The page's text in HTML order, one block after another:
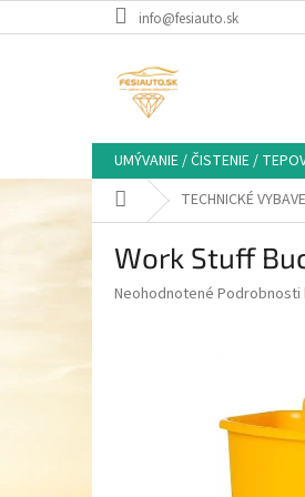
na
info@fesiauto.sk
UMÝVANIE / ČISTENIE /
Domov TECHNICKÉ
Work Stuff
Priemerné
Neohodnotené Podrobnosti